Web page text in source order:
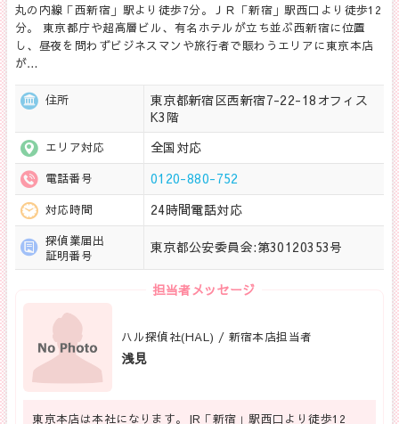
丸の内線「西新宿」駅より徒歩7分。ＪＲ「新宿」駅西口より徒歩12
分。 東京都庁や超高層ビル、有名ホテルが立ち並ぶ西新宿に位置
し、昼夜を問わずビジネスマンや旅行者で賑わうエリアに東京本店
が…
住所
東京都新宿区西新宿7-22-18オフィス
K3階
エリア対応 全国対応
電話番号 0120-880-752
対応時間 24時間電話対応
探偵業届出
証明番号
東京都公安委員会:第30120353号
担当者メッセージ
ハル探偵社(HAL) / 新宿本店担当者
浅見
東京本店は本社になります。JR「新宿」駅西口より徒歩12